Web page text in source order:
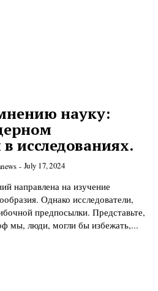
PRO
науку:
исследованиях.
- July 17, 2024
направлена на изучение
Однако исследователи,
предпосылки. Представьте,
мы, люди, могли бы избежать,...